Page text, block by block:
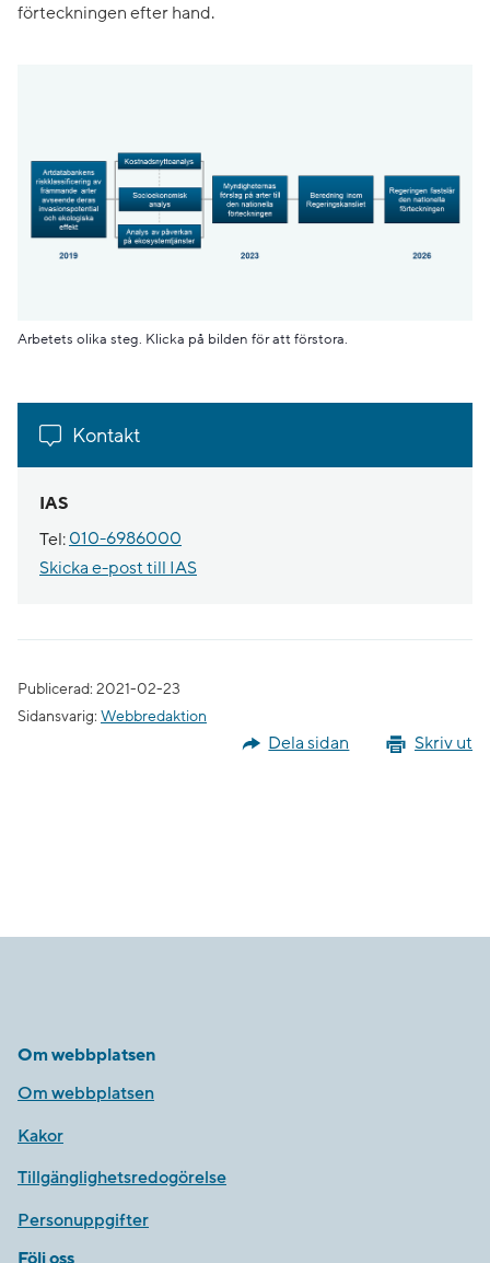
förteckningen efter hand.
Arbetets olika steg. Klicka på bilden för att förstora.
Kontakt
IAS
Tel: 010-6986000
Skicka e-post till IAS
Publicerad: 2021-02-23
Sidansvarig: Webbredaktion
Skriv ut
Dela sidan
Om webbplatsen
Om webbplatsen
Kakor
Tillgänglighetsredogörelse
Personuppgifter
Följ oss